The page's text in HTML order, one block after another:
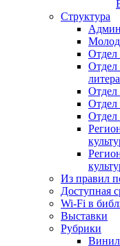
Структура
Отдел
Отдел
Отдел
Отдел
Отдел
Из правил
Доступная
Wi-Fi в
Выставки
Рубрики